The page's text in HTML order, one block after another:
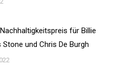
für Billie
Stone und Chris De Burgh